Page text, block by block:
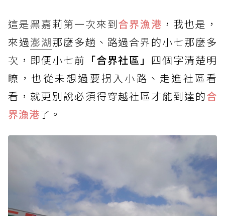
這是黑嘉莉第一次來到合界漁港 ，我也是，
來過澎湖那麼多趟、路過合界的小七那麼多
次，即便小七前 「合界社區」 四個字清楚明
瞭，也從未想過要拐入小路、走進社區看
看，就更別說必須得穿越社區才能到達的合
界漁港了。